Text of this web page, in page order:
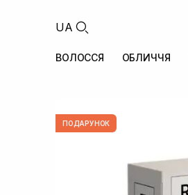
UA
ВОЛОССЯ ОБЛИЧЧЯ
ПОДАРУНОК